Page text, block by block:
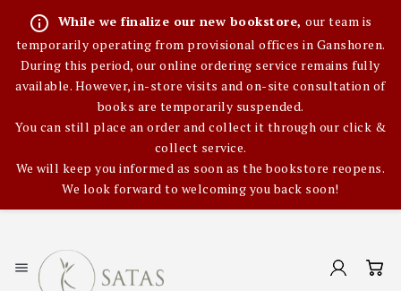
info_outline While we finalize our new bookstore,our team is
temporarily operating from provisional offices in Ganshoren.
During this period, our online ordering service remains fully
available. However, in-store visits and on-site consultation of
books are temporarily suspended.
You can still place an order and collect it through our click &
collect service.
We will keep you informed as soon as the bookstore reopens.
We look forward to welcoming you back soon!
